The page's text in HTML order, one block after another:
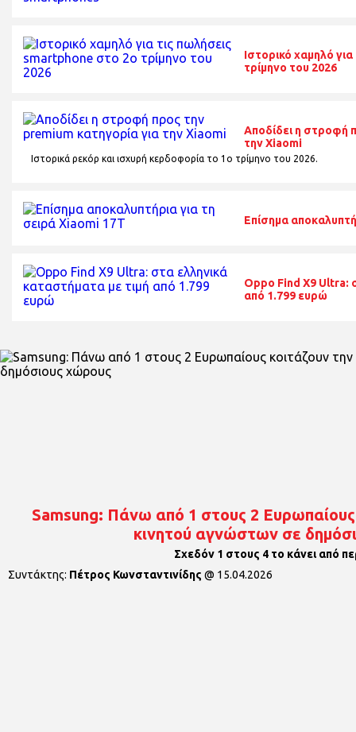
Ιστορικό χαμηλό
τρίμηνο του 2026
Αποδίδει η στροφή
την Xiaomi
Ιστορικά ρεκόρ και ισχυρή κερδοφορία το 1o τρίμηνο του 2026.
Επίσημα
Oppo Find X9 Ultra:
από 1.799 ευρώ
Samsung: Πάνω από 1 στους 2
κινητού αγνώστων σε
Σχεδόν 1 στους 4 το κάνει από
Συντάκτης: Πέτρος Κωνσταντινίδης @ 15.04.2026